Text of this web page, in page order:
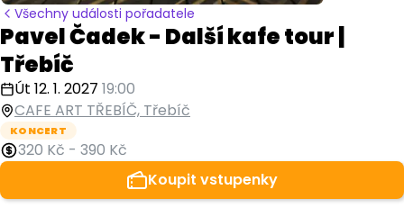
Všechny události pořadatele
Pavel Čadek - Další kafe tour |
Třebíč
Út 12. 1. 2027 19:00
CAFE ART TŘEBÍČ, Třebíč
KONCERT
320 Kč - 390 Kč
Koupit vstupenky